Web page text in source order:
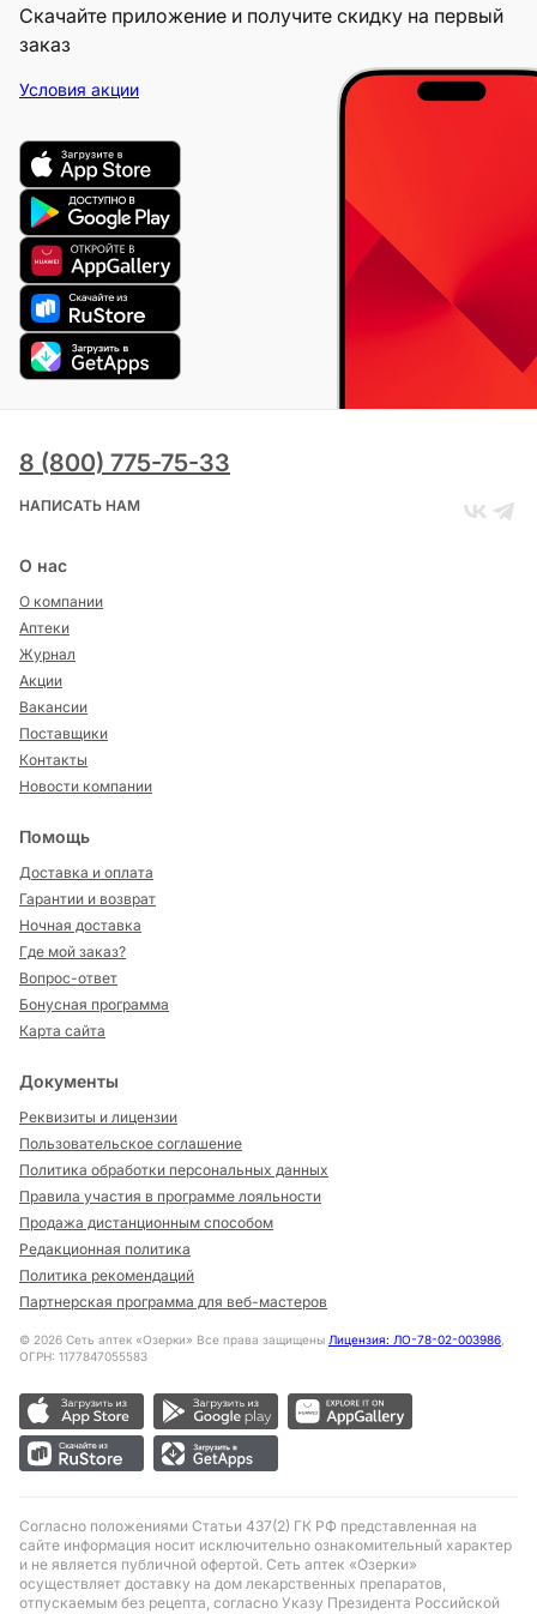
Скачайте приложение и получите скидку на первый
заказ
Условия акции
8 (800) 775-75-33
НАПИСАТЬ НАМ
О нас
О компании
Аптеки
Журнал
Акции
Вакансии
Поставщики
Контакты
Новости компании
Помощь
Доставка и оплата
Гарантии и возврат
Ночная доставка
Где мой заказ?
Вопрос-ответ
Бонусная программа
Карта сайта
Документы
Реквизиты и лицензии
Пользовательское соглашение
Политика обработки персональных данных
Правила участия в программе лояльности
Продажа дистанционным способом
Редакционная политика
Политика рекомендаций
Партнерская программа для веб-мастеров
© 2026 Сеть аптек «Озерки» Все права защищены Лицензия: ЛО-78-02-003986,
ОГРН: 1177847055583
Согласно положениями Статьи 437(2) ГК РФ представленная на
сайте информация носит исключительно ознакомительный характер
и не является публичной офертой. Сеть аптек «Озерки»
осуществляет доставку на дом лекарственных препаратов,
отпускаемым без рецепта, согласно Указу Президента Российской